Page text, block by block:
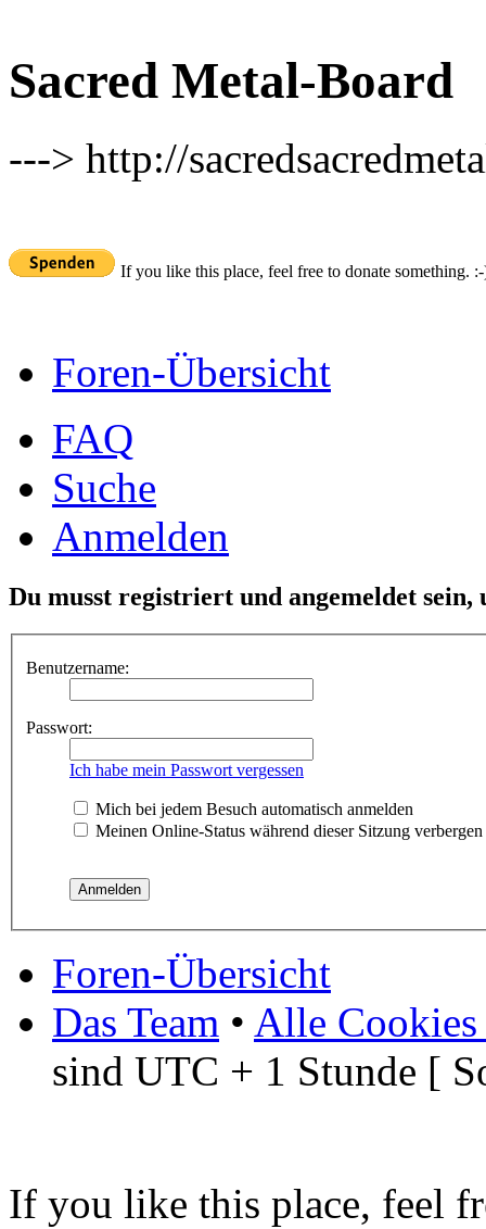
Sacred Metal-Board
---> http://
If you like this place, feel free to donate something.
Foren-Übersicht
FAQ
Suche
Anmelden
Du musst registriert und angemeldet sein,
Benutzername:
Passwort:
Ich habe mein Passwort vergessen
Mich bei jedem Besuch automatisch anmelden
Meinen Online-Status während dieser Sitzung verbergen
Foren-Übersicht
Das Team • Alle Cookies
sind UTC + 1 Stunde [
If you like this place, feel